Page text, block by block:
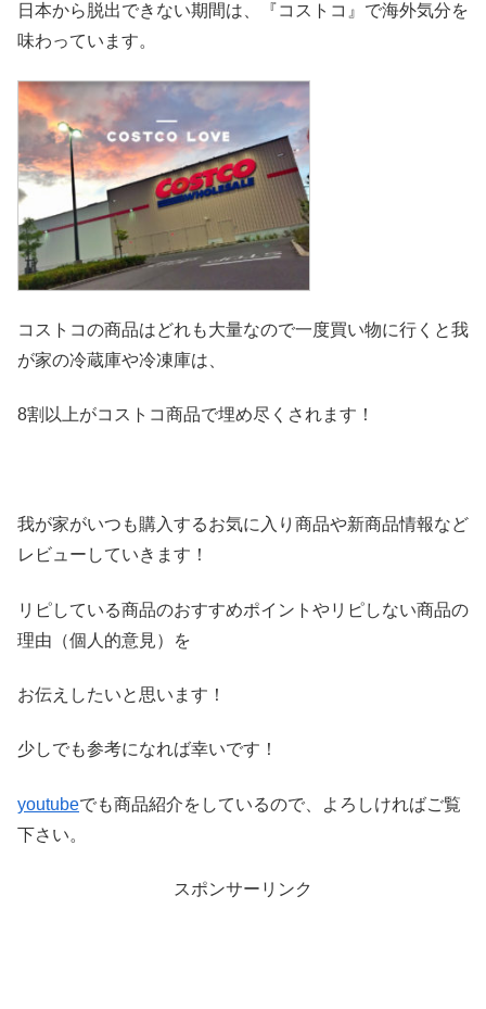
日本から脱出できない期間は、『コストコ』 で海外気分を
味わっています。
コストコの商品はどれも大量なので一度買い物に行くと我
が家の冷蔵庫や冷凍庫は、
8割以上がコストコ商品で埋め尽くされます！
我が家がいつも購入するお気に入り商品や新商品情報など
レビ ューしていきます！
リピしている商品のおすすめポイントやリピしない商品の
理由（個人的意見）を
お伝えしたいと思います！
少しでも参考になれば幸いです！
youtubeでも商品紹介をしているので、よろしければご覧
下さい。
スポンサーリンク